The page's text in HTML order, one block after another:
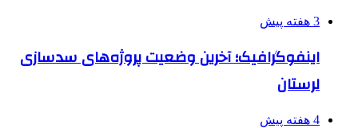
3 هفته پیش
اینفوگرافیک؛ آخرین وضعیت پروژه‌های سدسازی
لرستان
4 هفته پیش